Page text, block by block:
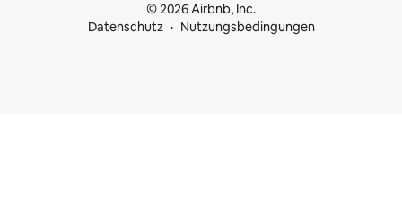
© 2026 Airbnb, Inc.
Datenschutz
Nutzungsbedingungen